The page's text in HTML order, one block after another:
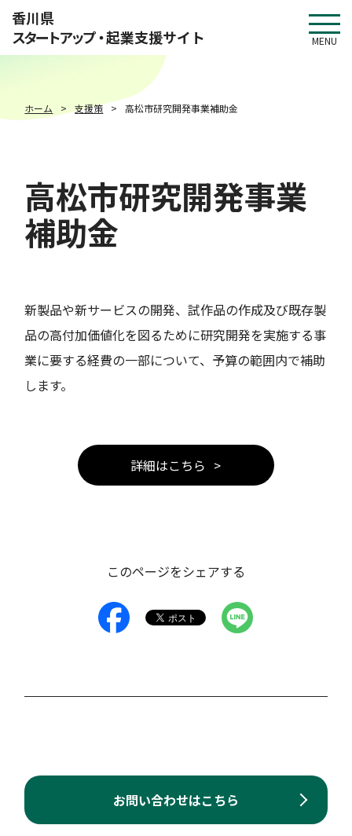
香川県
スタートアップ・起業支援サイト MENU
ホーム 支援策 高松市研究開発事業補助金
高松市研究開発事業
補助金
新製品や新サービスの開発、試作品の作成及び既存製
品の高付加価値化を図るために研究開発を実施する事
業に要する経費の一部について、予算の範囲内で補助
します。
詳細はこちら
このページをシェアする
お問い合わせはこちら